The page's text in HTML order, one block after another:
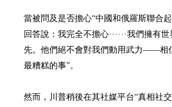
當被問及是否擔心“中國和俄羅斯聯合
回答說：我完全不擔心······我們擁有
先。他們絕不會對我們動用武力——相
最糟糕的事”。
然而，川普稍後在其社媒平台“真相社